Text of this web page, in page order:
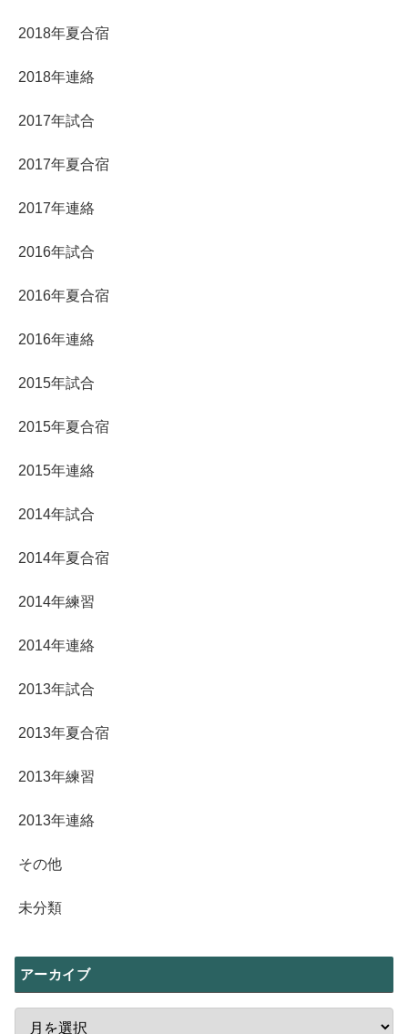
2018年夏合宿
2018年連絡
2017年試合
2017年夏合宿
2017年連絡
2016年試合
2016年夏合宿
2016年連絡
2015年試合
2015年夏合宿
2015年連絡
2014年試合
2014年夏合宿
2014年練習
2014年連絡
2013年試合
2013年夏合宿
2013年練習
2013年連絡
その他
未分類
アーカイブ